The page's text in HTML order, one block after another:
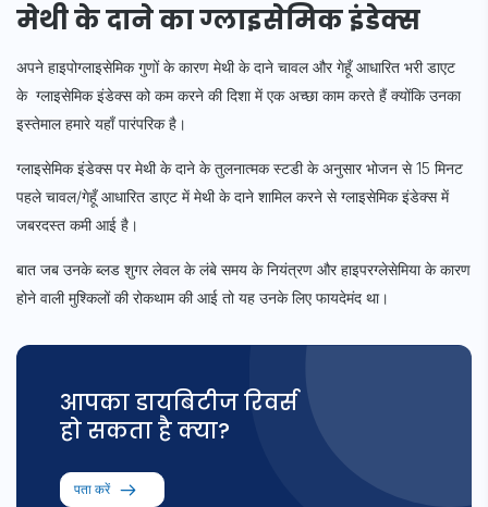
मेथी के दाने का ग्लाइसेमिक इंडेक्स
अपने हाइपोग्लाइसेमिक गुणों के कारण मेथी के दाने चावल और गेहूँ आधारित भरी डाएट
के ग्लाइसेमिक इंडेक्स को कम करने की दिशा में एक अच्छा काम करते हैं क्योंकि उनका
इस्तेमाल हमारे यहाँ पारंपरिक है।
ग्लाइसेमिक इंडेक्स पर मेथी के दाने के तुलनात्मक स्टडी के अनुसार भोजन से 15 मिनट
पहले चावल/गेहूँ आधारित डाएट में मेथी के दाने शामिल करने से ग्लाइसेमिक इंडेक्स में
जबरदस्त कमी आई है।
बात जब उनके ब्लड शुगर लेवल के लंबे समय के नियंत्रण और हाइपरग्लेसेमिया के कारण
होने वाली मुश्किलों की रोकथाम की आई तो यह उनके लिए फायदेमंद था।
आपका डायबिटीज रिवर्स
हो सकता है क्या?
पता करें